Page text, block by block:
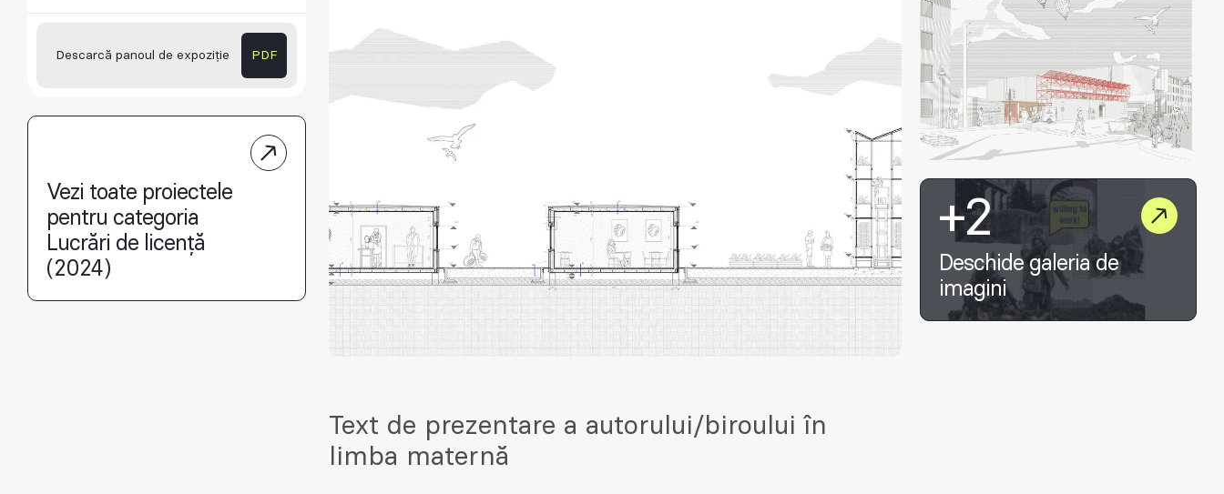
Descarcă panoul de expoziție PDF
Vezi toate proiectele
pentru categoria
Lucrări de licență
(2024)
+2
Deschide galeria de
imagini
Text de prezentare a autorului/biroului în
limba maternă